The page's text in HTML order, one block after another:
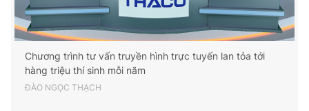
Chương trình tư vấn truyền hình trực tuyến lan tỏa tới
hàng triệu thí sinh mỗi năm
ĐÀO NGỌC THẠCH